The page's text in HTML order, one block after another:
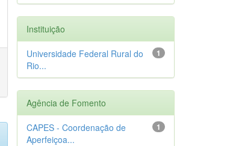
Instituição
1
Universidade Federal Rural do
Rio...
Agência de Fomento
1
CAPES - Coordenação de
Aperfeiçoa...